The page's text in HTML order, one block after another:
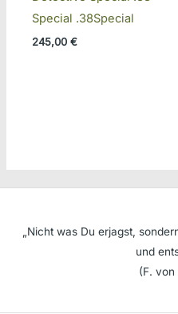
Special .38Special
245,00 €
„Nicht was Du erjagst,
und
(F. von